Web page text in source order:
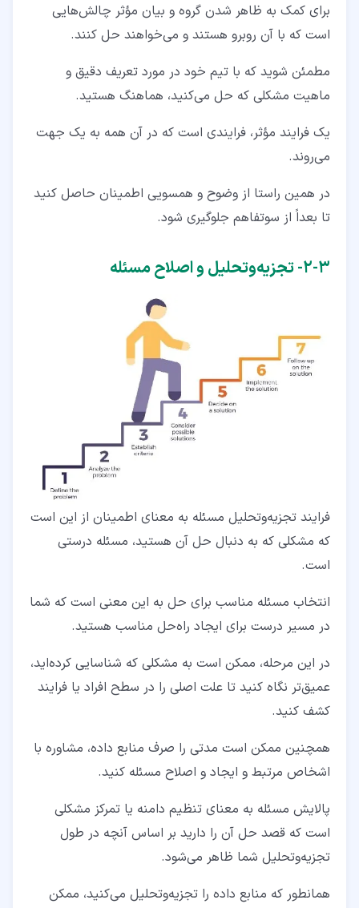
برای کمک به ظاهر شدن گروه و بیان مؤثر چالش‌هایی
است که با آن روبرو هستند و می‌خواهند حل کنند.
مطمئن شوید که با تیم خود در مورد تعریف دقیق و
ماهیت مشکلی که حل می‌کنید، هماهنگ هستید.
یک فرایند مؤثر، فرایندی است که در آن همه به یک‌ جهت
می‌روند.
در همین راستا از وضوح و همسویی اطمینان حاصل کنید
تا بعداً از سوتفاهم جلوگیری شود.
۳‏-‏۲‏- تجزیه‌وتحلیل و اصلاح مسئله
فرایند تجزیه‌وتحلیل مسئله به معنای اطمینان از این است
که مشکلی که به دنبال حل آن هستید، مسئله درستی
است.
انتخاب مسئله مناسب برای حل به این معنی است که شما
در مسیر درست برای ایجاد راه‌حل مناسب هستید.
در این مرحله، ممکن است به مشکلی که شناسایی کرده‌اید،
عمیق‌تر نگاه کنید تا علت اصلی را در سطح افراد یا فرایند
کشف کنید.
همچنین ممکن است مدتی را صرف منابع داده، مشاوره با
اشخاص مرتبط و ایجاد و اصلاح مسئله کنید.
پالایش مسئله به معنای تنظیم دامنه یا تمرکز مشکلی
است که قصد حل آن را دارید بر اساس آنچه در طول
تجزیه‌وتحلیل شما ظاهر می‌شود.
همانطور که منابع داده را تجزیه‌وتحلیل می‌کنید، ممکن